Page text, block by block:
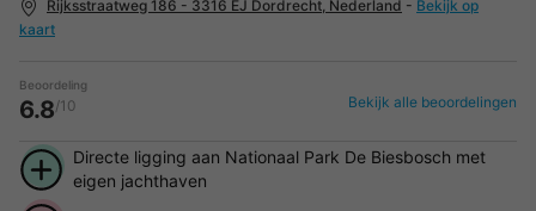
Rijksstraatweg 186 - 3316 EJ Dordrecht, Nederland - Bekijk op
kaart
Beoordeling
6.8/10 Bekijk alle beoordelingen
Directe ligging aan Nationaal Park De Biesbosch met
eigen jachthaven